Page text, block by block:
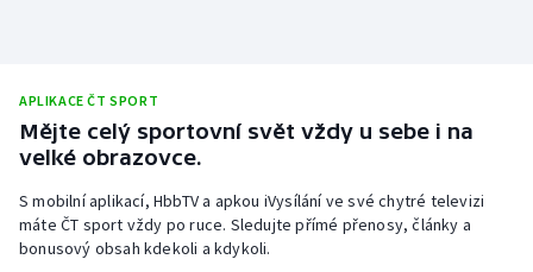
APLIKACE ČT SPORT
Mějte celý sportovní svět vždy u sebe i na
velké obrazovce.
S mobilní aplikací, HbbTV a apkou iVysílání ve své chytré televizi
máte ČT sport vždy po ruce. Sledujte přímé přenosy, články a
bonusový obsah kdekoli a kdykoli.